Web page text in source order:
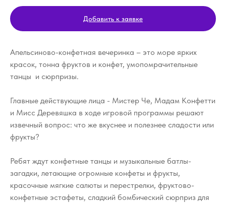
Добавить к заявке
Апельсиново-конфетная вечеринка – это море ярких
красок, тонна фруктов и конфет, умопомрачительные
танцы и сюрпризы.
Главные действующие лица - Мистер Че, Мадам Конфетти
и Мисс Деревяшка в ходе игровой программы решают
извечный вопрос: что же вкуснее и полезнее сладости или
фрукты?
Ребят ждут конфетные танцы и музыкальные батлы-
загадки, летающие огромные конфеты и фрукты,
красочные мягкие салюты и перестрелки, фруктово-
конфетные эстафеты, сладкий бомбический сюрприз для